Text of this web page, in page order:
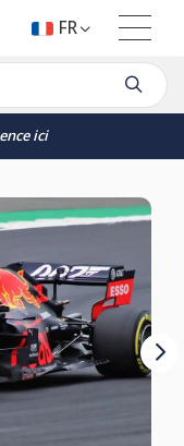
ici
FR